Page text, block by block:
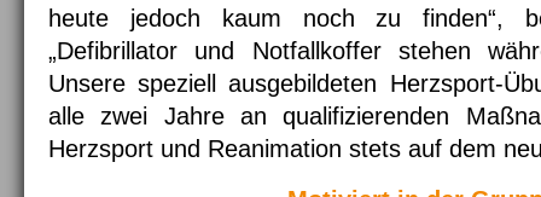
heute jedoch kaum noch zu finden“,
„Defibrillator und Notfallkoffer stehen
Unsere speziell ausgebildeten Herzsport-
alle zwei Jahre an qualifizierenden
Herzsport und Reanimation stets auf dem